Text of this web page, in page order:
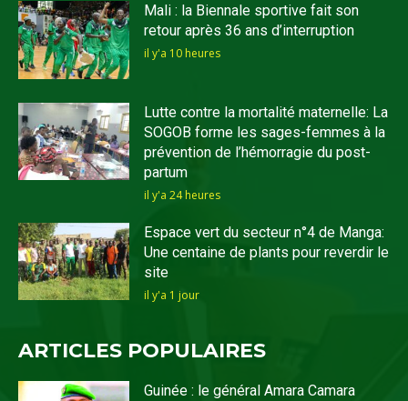
Mali : la Biennale sportive fait son
retour après 36 ans d’interruption
il y'a 10 heures
Lutte contre la mortalité maternelle: La
SOGOB forme les sages-femmes à la
prévention de l’hémorragie du post-
partum
il y'a 24 heures
Espace vert du secteur n°4 de Manga:
Une centaine de plants pour reverdir le
site
il y'a 1 jour
ARTICLES POPULAIRES
Guinée : le général Amara Camara